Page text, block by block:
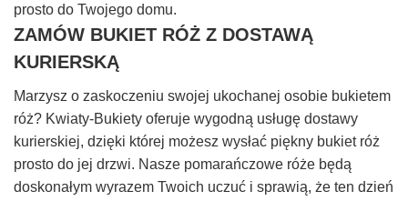
prosto do Twojego domu.
ZAMÓW BUKIET RÓŻ Z DOSTAWĄ
KURIERSKĄ
Marzysz o zaskoczeniu swojej ukochanej osobie bukietem
róż? Kwiaty-Bukiety oferuje wygodną usługę dostawy
kurierskiej, dzięki której możesz wysłać piękny bukiet róż
prosto do jej drzwi. Nasze pomarańczowe róże będą
doskonałym wyrazem Twoich uczuć i sprawią, że ten dzień